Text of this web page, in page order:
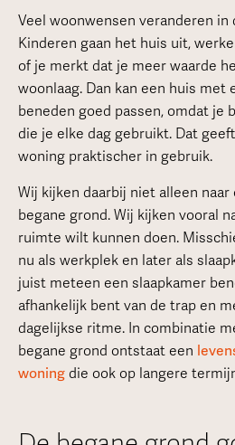
Veel woonwensen veranderen in
Kinderen gaan het huis uit,
of je merkt dat je meer waarde
woonlaag. Dan kan een huis met
beneden goed passen, omdat je
die je elke dag gebruikt. Dat
woning praktischer in gebruik.
Wij kijken daarbij niet alleen
begane grond. Wij kijken vooral
ruimte wilt kunnen doen.
nu als werkplek en later als
juist meteen een slaapkamer
afhankelijk bent van de trap en
dagelijkse ritme. In combinatie
begane grond ontstaat een
woningdie ook op langere